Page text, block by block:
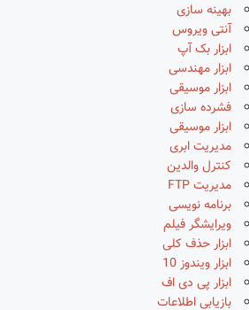
بهینه سازی
آنتی ویروس
ابزار بک آپ
ابزار مهندسی
ابزار موسیقی
فشرده سازی
ابزار موسیقی
مدیریت ابری
کنترل والدین
مدیریت FTP
برنامه نویسی
ویرایشگر فیلم
ابزار حذف کلی
ابزار ویندوز 10
ابزار پی دی اف
بازیابی اطلاعات